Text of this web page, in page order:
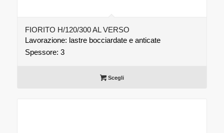
FIORITO H/120/300 AL VERSO
Lavorazione: lastre bocciardate e anticate
Spessore: 3
Scegli